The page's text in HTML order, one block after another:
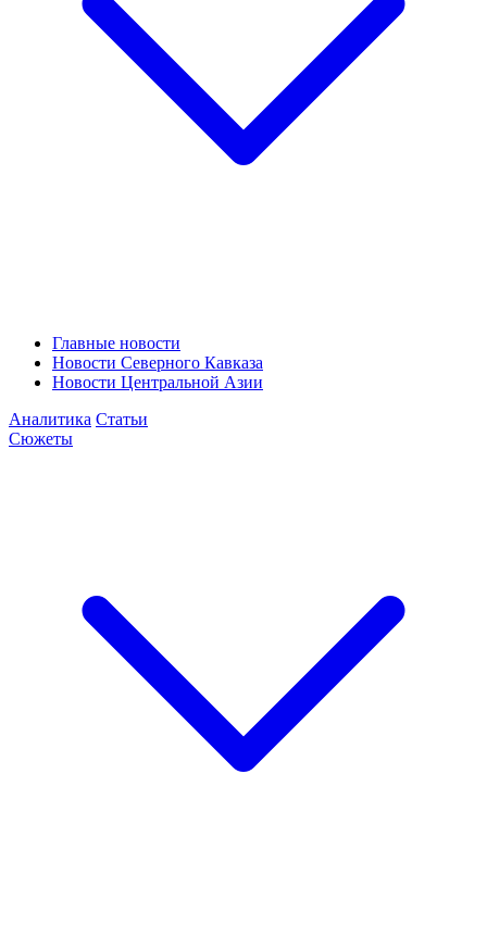
Главные новости
Новости Северного Кавказа
Новости Центральной Азии
Аналитика Статьи
Сюжеты